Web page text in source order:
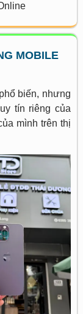
MOBILE
biến, nhưng
tín riêng của
mình trên thị